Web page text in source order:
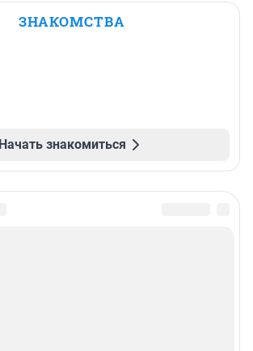
ЗНАКОМСТВА
Начать знакомиться